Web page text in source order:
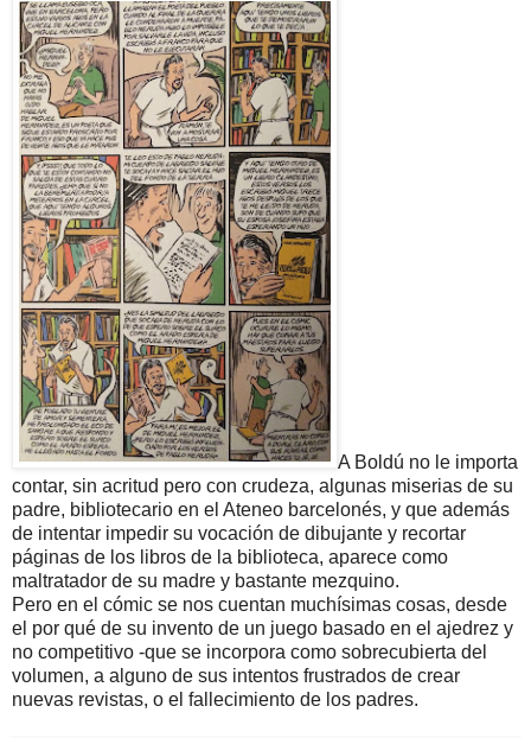
A Boldú no le importa
contar, sin acritud pero con crudeza, algunas miserias de su
padre, bibliotecario en el Ateneo barcelonés, y que además
de intentar impedir su vocación de dibujante y recortar
páginas de los libros de la biblioteca, aparece como
maltratador de su madre y bastante mezquino.
Pero en el cómic se nos cuentan muchísimas cosas, desde
el por qué de su invento de un juego basado en el ajedrez y
no competitivo -que se incorpora como sobrecubierta del
volumen, a alguno de sus intentos frustrados de crear
nuevas revistas, o el fallecimiento de los padres.